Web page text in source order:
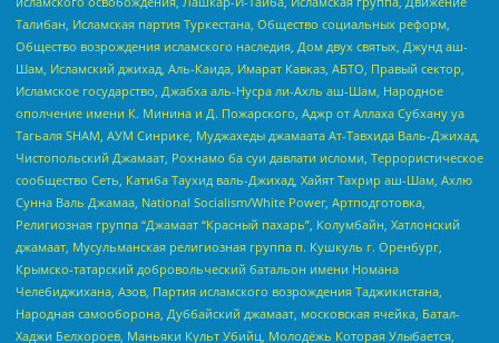
Талибан, Исламская партия Туркестана, Общество социальных реформ,
Общество возрождения исламского наследия, Дом двух святых, Джунд аш-
Шам, Исламский джихад, Аль-Каида, Имарат Кавказ, АБТО, Правый сектор,
Исламское государство, Джабха аль-Нусра ли-Ахль аш-Шам, Народное
ополчение имени К. Минина и Д. Пожарского, Аджр от Аллаха Субхану уа
Тагьаля SHAM, АУМ Синрике, Муджахеды джамаата Ат-Тавхида Валь-Джихад,
Чистопольский Джамаат, Рохнамо ба суи давлати исломи, Террористическое
сообщество Сеть, Катиба Таухид валь-Джихад, Хайят Тахрир аш-Шам, Ахлю
Сунна Валь Джамаа, National Socialism/White Power, Артподготовка,
Религиозная группа “Джамаат “Красный пахарь”, Колумбайн, Хатлонский
джамаат, Мусульманская религиозная группа п. Кушкуль г. Оренбург,
Крымско-татарский добровольческий батальон имени Номана
Челебиджихана, Азов, Партия исламского возрождения Таджикистана,
Народная самооборона, Дуббайский джамаат, московская ячейка, Батал-
Хаджи Белхороев, Маньяки Культ Убийц, Молодёжь Которая Улыбается,